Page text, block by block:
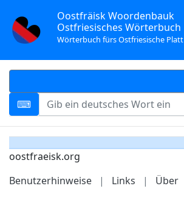
Oostfräisk Woordenbauk
Ostfriesisches Wörterbuch
Wörterbuch fürs Ostfriesische Platt
oostfraeisk.org
Benutzerhinweise
| Links | Über